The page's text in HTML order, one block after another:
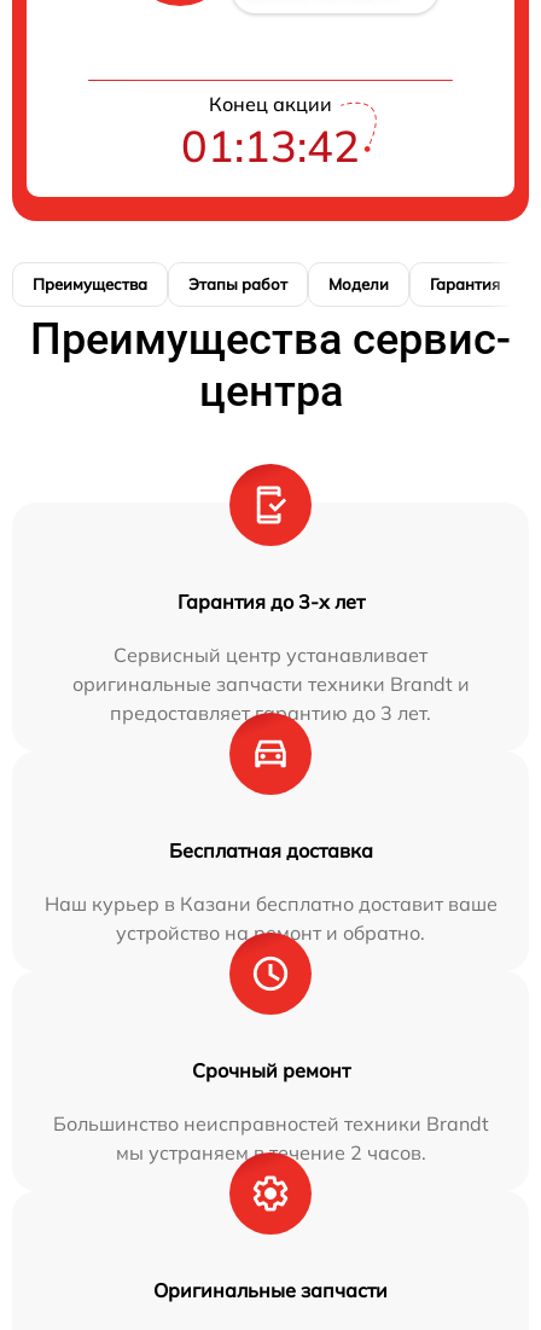
Конец акции
01:13:41
Преимущества Этапы работ Модели Гарантия
Преимущества сервис-
центра
Гарантия до 3-х лет
Сервисный центр устанавливает
оригинальные запчасти техники Brandt и
предоставляет гарантию до 3 лет.
Бесплатная доставка
Наш курьер в Казани бесплатно доставит ваше
устройство на ремонт и обратно.
Срочный ремонт
Большинство неисправностей техники Brandt
мы устраняем в течение 2 часов.
Оригинальные запчасти